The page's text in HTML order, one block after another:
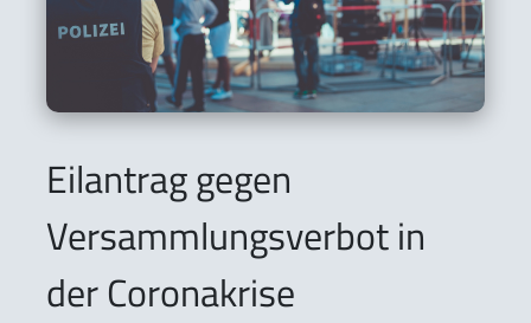
Eilantrag gegen
Versammlungsverbot in
der Coronakrise